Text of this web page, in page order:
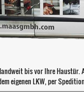
bis vor Ihre Haustür.
eigenen LKW, per